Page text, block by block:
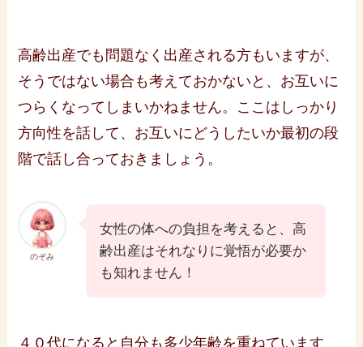
高齢出産でも問題なく出産される方もいますが、
そうではない場合も考えておかないと、お互いに
つらくなってしまいかねません。ここはしっかり
方向性を話して、お互いにどうしたいか最初の段
階で話し合っておきましょう。
のぞみ
女性の体への負担を考えると、高
齢出産はそれなりに覚悟が必要か
も知れません！
４０代になると自分も多少年齢を重ねています